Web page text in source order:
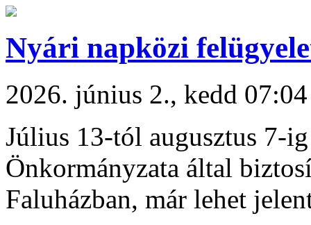
Nyári napközi
2026. június 2., kedd 07:04
Július 13-tól augusztus 7-
Önkormányzata által
Faluházban, már lehet